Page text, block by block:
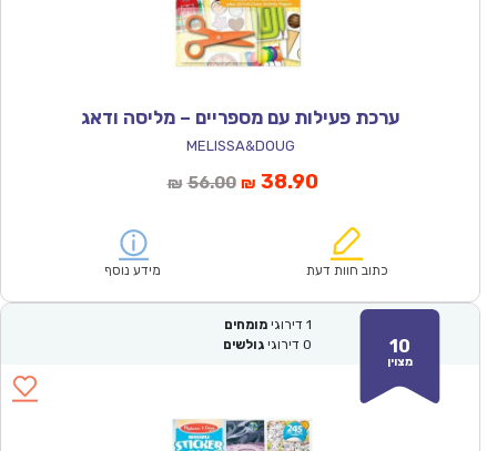
ערכת פעילות עם מספריים – מליסה ודאג
MELISSA&DOUG
₪ 56.00המחיר
₪56.00.
₪ 38.90המחיר
הוא:
כתוב חוות דעת מידע נוסף
10
מצוין
1 דירוגי מומחים
0 דירוגי גולשים